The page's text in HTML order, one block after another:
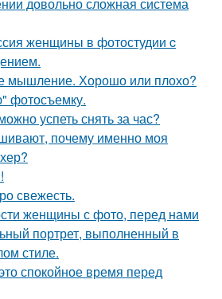
женщины в фотостудии c
мышление. Хорошо или плохо?
фотосъемку.
успеть снять за час?
почему именно моя
свежесть.
женщины с фото, перед нами
портрет, выполненный в
стиле.
спокойное время перед